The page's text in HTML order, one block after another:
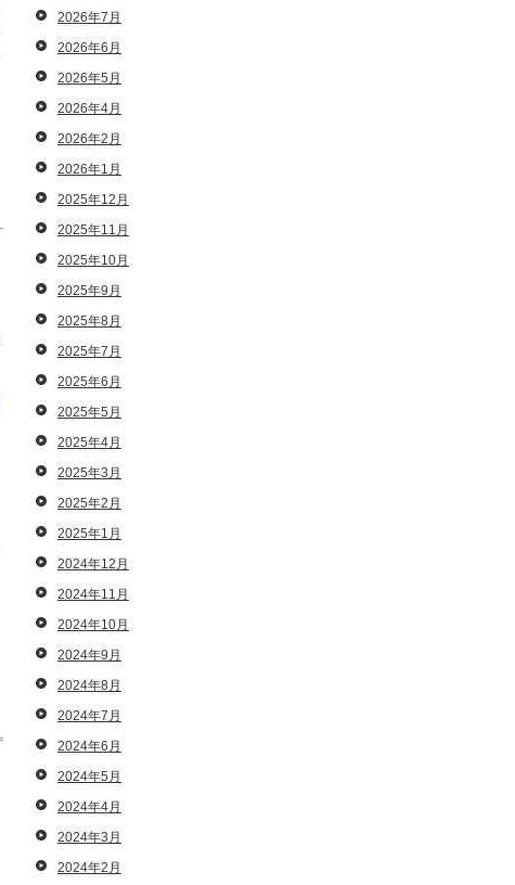
2026年7月
2026年6月
2026年5月
2026年4月
2026年2月
2026年1月
2025年12月
2025年11月
2025年10月
2025年9月
2025年8月
2025年7月
2025年6月
2025年5月
2025年4月
2025年3月
2025年2月
2025年1月
2024年12月
2024年11月
2024年10月
2024年9月
2024年8月
2024年7月
2024年6月
2024年5月
2024年4月
2024年3月
2024年2月